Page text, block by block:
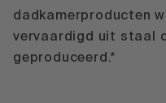
dadkamerproducten
vervaardigd uit staal
geproduceerd.*